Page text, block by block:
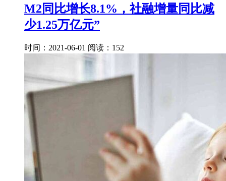
M2同比增长8.1%，社融增量同比减
少1.25万亿元”
时间：2021-06-01 阅读：152